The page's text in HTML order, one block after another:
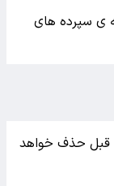
ی سپرده های
بنزین خودروهای تولید ۱۳۸۵ به قبل حذف خواهد